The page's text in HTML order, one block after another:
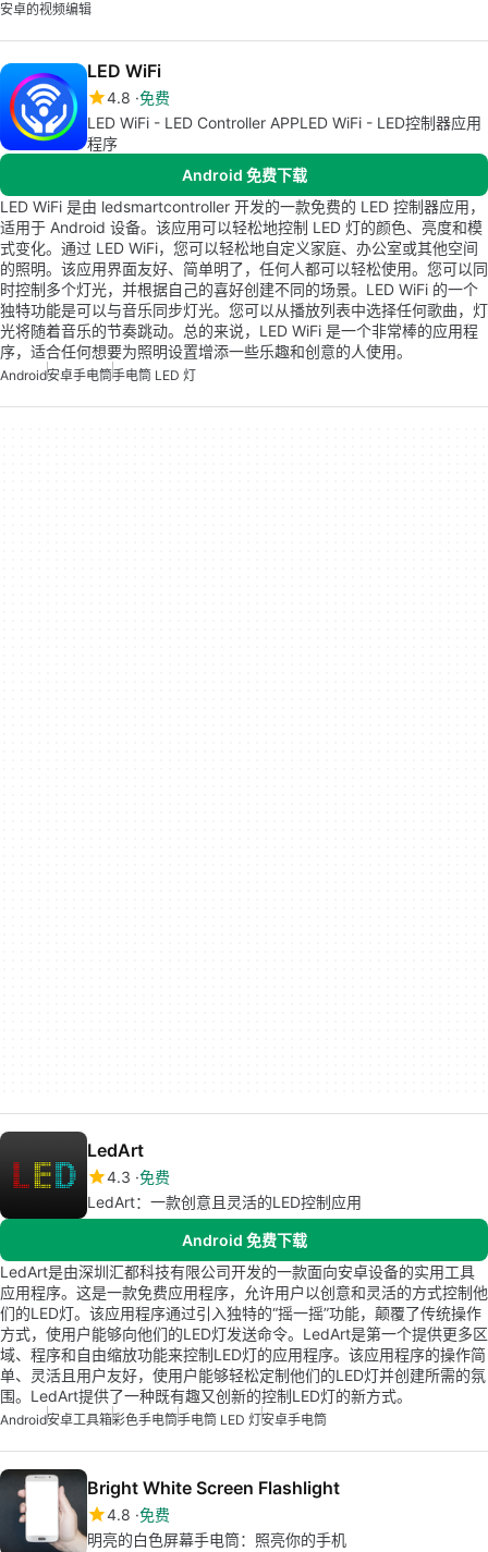
安卓的视频编辑
LED WiFi
4.8 免费
LED WiFi - LED Controller APPLED WiFi - LED控制器应用
程序
Android 免费下载
LED WiFi 是由 ledsmartcontroller 开发的一款免费的 LED 控制器应用，
适用于 Android 设备。该应用可以轻松地控制 LED 灯的颜色、亮度和模
式变化。通过 LED WiFi，您可以轻松地自定义家庭、办公室或其他空间
的照明。该应用界面友好、简单明了，任何人都可以轻松使用。您可以同
时控制多个灯光，并根据自己的喜好创建不同的场景。LED WiFi 的一个
独特功能是可以与音乐同步灯光。您可以从播放列表中选择任何歌曲，灯
光将随着音乐的节奏跳动。总的来说，LED WiFi 是一个非常棒的应用程
序，适合任何想要为照明设置增添一些乐趣和创意的人使用。
Android安卓手电筒手电筒 LED 灯
LedArt
4.3 免费
LedArt：一款创意且灵活的LED控制应用
Android 免费下载
LedArt是由深圳汇都科技有限公司开发的一款面向安卓设备的实用工具
应用程序。这是一款免费应用程序，允许用户以创意和灵活的方式控制他
们的LED灯。该应用程序通过引入独特的“摇一摇”功能，颠覆了传统操作
方式，使用户能够向他们的LED灯发送命令。LedArt是第一个提供更多区
域、程序和自由缩放功能来控制LED灯的应用程序。该应用程序的操作简
单、灵活且用户友好，使用户能够轻松定制他们的LED灯并创建所需的氛
围。LedArt提供了一种既有趣又创新的控制LED灯的新方式。
Android安卓工具箱彩色手电筒手电筒 LED 灯安卓手电筒
Bright White Screen Flashlight
4.8 免费
明亮的白色屏幕手电筒：照亮你的手机